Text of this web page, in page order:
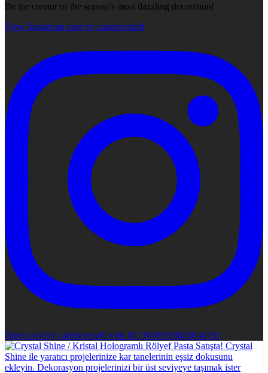
Be the creator of the season’s most dazzling decoration!
View Instagram post by cadencecraft
Open post by cadencecraft with ID 18049356820844761